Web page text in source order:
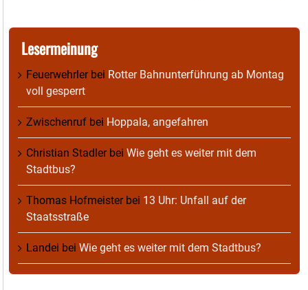
Lesermeinung
Feuerwehrlerbei Rotter Bahnunterführung ab Montag
voll gesperrt
Zwischenruf bei Hoppala, angefahren
Christian Stadlerbei Wie geht es weiter mit dem
Stadtbus?
Thomas Hofmeisterbei 13 Uhr: Unfall auf der
Staatsstraße
Landei bei Wie geht es weiter mit dem Stadtbus?